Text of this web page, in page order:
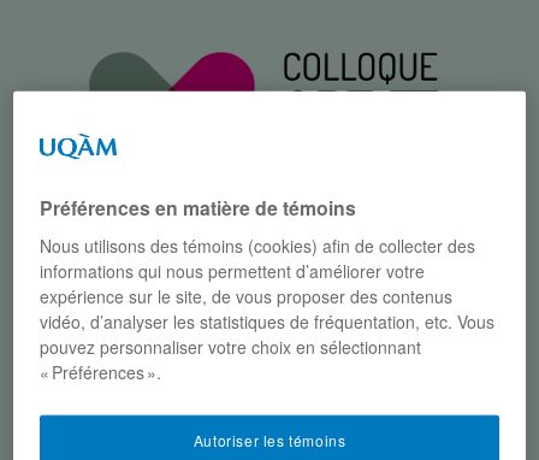
Menu
scientifique/Christian Paire
Préférences en matière de témoins
Nous utilisons des témoins (cookies) afin de collecter des
informations qui nous permettent d’améliorer votre
expérience sur le site, de vous proposer des contenus
vidéo, d’analyser les statistiques de fréquentation, etc. Vous
pouvez personnaliser votre choix en sélectionnant
« Préférences ».
Autoriser les témoins